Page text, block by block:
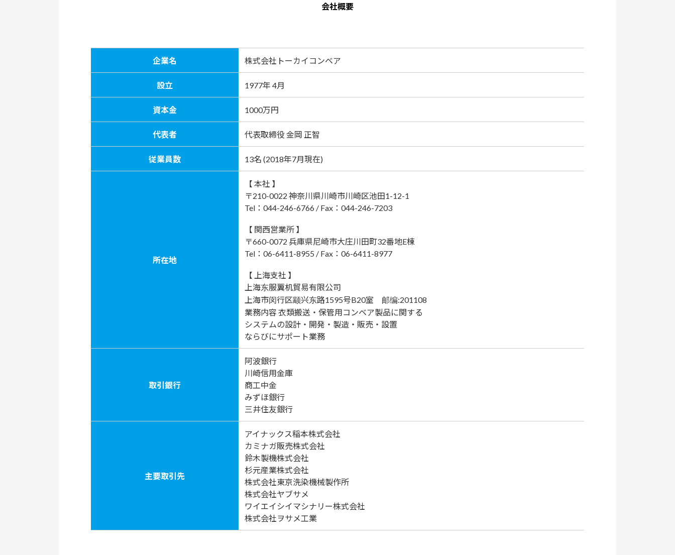
会社概要
企業名 株式会社トーカイコンベア
設立 1977年 4月
資本金 1000万円
代表者 代表取締役 金岡 正智
従業員数 13名 (2018年7月現在)
所在地
【 本社 】
〒210-0022 神奈川県川崎市川崎区池田1-12-1
Tel：044-246-6766 / Fax：044-246-7203
【 関西営業所 】
〒660-0072 兵庫県尼崎市大庄川田町32番地E棟
Tel：06-6411-8955 / Fax：06-6411-8977
【 上海支社 】
上海东服翼机貿易有限公司
上海市闵行区颛兴东路1595号B20室 邮编:201108
業務内容 衣類搬送・保管用コンベア製品に関する
システムの設計・開発・製造・販売・設置
ならびにサポート業務
取引銀行
阿波銀行
川崎信用金庫
商工中金
みずほ銀行
三井住友銀行
主要取引先
アイナックス稲本株式会社
カミナガ販売株式会社
鈴木製機株式会社
杉元産業株式会社
株式会社東京洗染機械製作所
株式会社ヤブサメ
ワイエイシイマシナリー株式会社
株式会社ヲサメ工業